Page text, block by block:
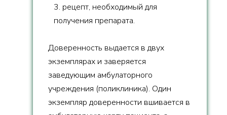
3. рецепт, необходимый для
получения препарата.
Доверенность выдается в двух
экземплярах и заверяется
заведующим амбулаторного
учреждения (поликлиника). Один
экземпляр доверенности вшивается в